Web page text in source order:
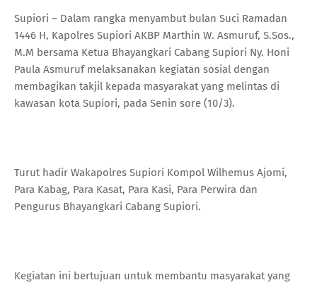
Supiori – Dalam rangka menyambut bulan Suci Ramadan
1446 H, Kapolres Supiori AKBP Marthin W. Asmuruf, S.Sos.,
M.M bersama Ketua Bhayangkari Cabang Supiori Ny. Honi
Paula Asmuruf melaksanakan kegiatan sosial dengan
membagikan takjil kepada masyarakat yang melintas di
kawasan kota Supiori, pada Senin sore (10/3).
Turut hadir Wakapolres Supiori Kompol Wilhemus Ajomi,
Para Kabag, Para Kasat, Para Kasi, Para Perwira dan
Pengurus Bhayangkari Cabang Supiori.
Kegiatan ini bertujuan untuk membantu masyarakat yang